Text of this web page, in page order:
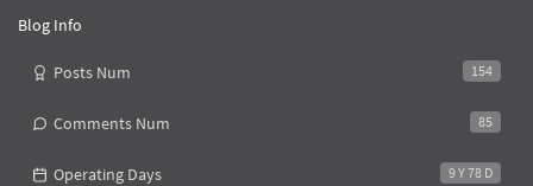
Blog Info
154
Posts Num
85
Comments Num
9 Y 78 D
Operating Days